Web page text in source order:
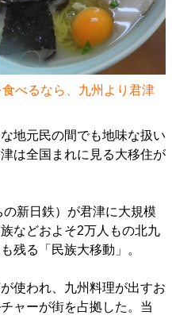
べるなら、九州より君津
地元民の間でも地味な扱い
は全国まれに見る大移住が
新日鉄）が君津に大規模
などおよそ2万人もの北九
残る「民族大移動」。
使われ、九州料理が出すお
ャーが街を占拠した。当